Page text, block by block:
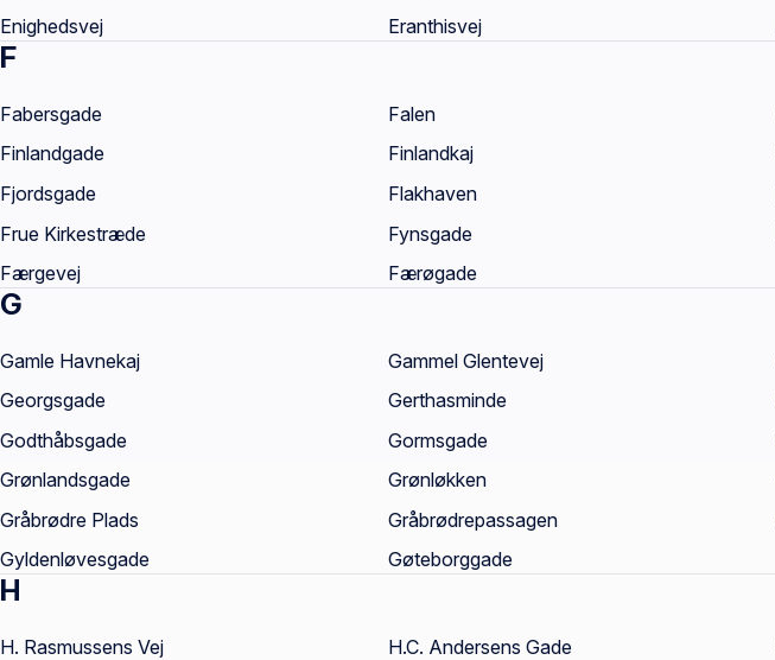
Enighedsvej
Eranthisvej
F
Fabersgade Falen
Finlandgade
Finlandkaj
Fjordsgade
Flakhaven
Frue Kirkestræde
Fynsgade
Færgevej
Færøgade
G
Gamle Havnekaj Gammel Glentevej
Georgsgade
Gerthasminde
Godthåbsgade
Gormsgade
Grønlandsgade
Grønløkken
Gråbrødre Plads
Gråbrødrepassagen
Gyldenløvesgade
Gøteborggade
H
H. Rasmussens Vej H.C. Andersens Gade